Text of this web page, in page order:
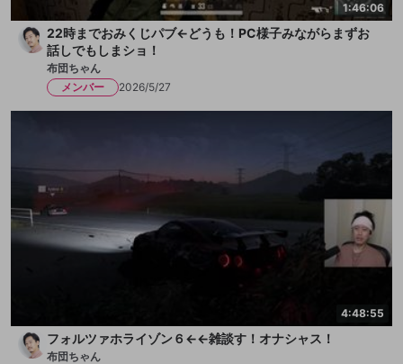
1:46:06
22時までおみくじパブ←どうも！PC様子みながらまずお
話しでもしまショ！
布団ちゃん
メンバー
2026/5/27
4:48:55
フォルツァホライゾン６←←雑談す！オナシャス！
布団ちゃん